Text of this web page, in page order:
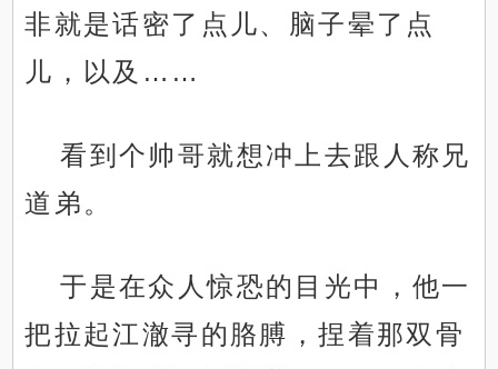
非就是话密了点儿、脑子晕了点
儿，以及……
看到个帅哥就想冲上去跟人称兄
道弟。
于是在众人惊恐的目光中，他一
把拉起江澈寻的胳膊，捏着那双骨